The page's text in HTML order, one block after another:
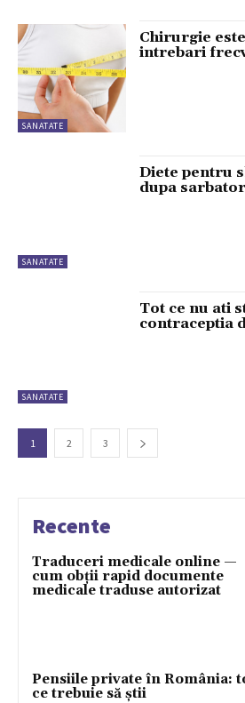
SANATATE
Chirurgie
intrebari
SANATATE
Diete pentru
dupa
SANATATE
Tot ce nu ati
contraceptia
1 2 3
Recente
Traduceri medicale online —
cum obții rapid documente
medicale traduse autorizat
Pensiile private în România:
ce trebuie să știi